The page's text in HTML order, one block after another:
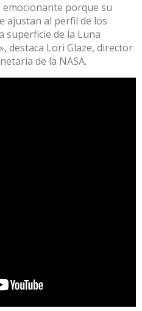
emocionante porque su
ajustan al perfil de los
superficie de la Luna
destaca Lori Glaze, director
de la NASA.